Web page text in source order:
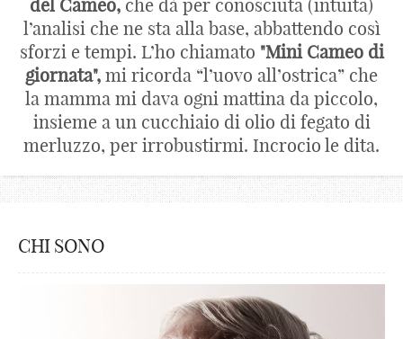
del Cameo, che dà per conosciuta (intuita)
l’analisi che ne sta alla base, abbattendo così
sforzi e tempi. L’ho chiamato "Mini Cameo di
giornata", mi ricorda “l’uovo all’ostrica” che
la mamma mi dava ogni mattina da piccolo,
insieme a un cucchiaio di olio di fegato di
merluzzo, per irrobustirmi. Incrocio le dita.
CHI SONO